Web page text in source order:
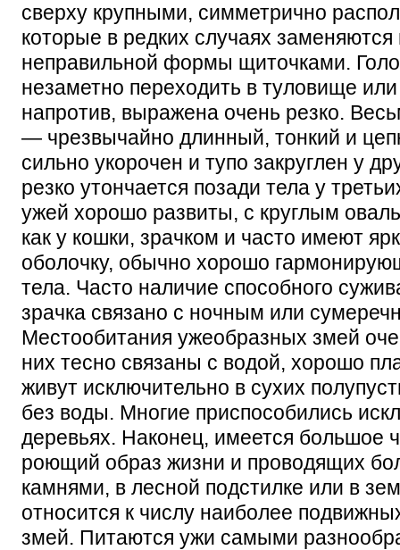
сверху крупными, симметрично
которые в редких случаях
неправильной формы щиточками.
незаметно переходить в туловище
напротив, выражена очень резко.
— чрезвычайно длинный, тонкий и
сильно укорочен и тупо закруглен у
резко утончается позади тела у
ужей хорошо развиты, с круглым
как у кошки, зрачком и часто имеют
оболочку, обычно хорошо
тела. Часто наличие способного
зрачка связано с ночным или
Местообитания ужеобразных змей
них тесно связаны с водой, хорошо
живут исключительно в сухих
без воды. Многие приспособились
деревьях. Наконец, имеется большое
роющий образ жизни и проводящих
камнями, в лесной подстилке или в
относится к числу наиболее
змей. Питаются ужи самыми